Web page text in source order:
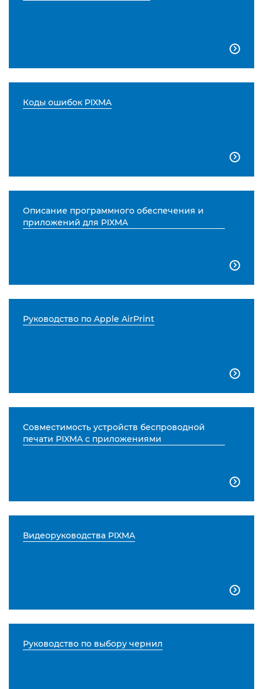

Коды ошибок PIXMA

Описание программного обеспечения и
приложений для PIXMA

Руководство по Apple AirPrint

Совместимость устройств беспроводной
печати PIXMA с приложениями

Видеоруководства PIXMA

Руководство по выбору чернил